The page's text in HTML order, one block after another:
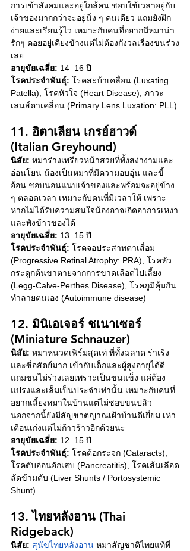
การเข้าสังคมและอยู่ใกล้คน ชอบใช้เวลาอยู่กับ
เจ้าของมากกว่าจะอยู่นิ่ง ๆ คนเดียว แถมยังฝึก
ง่ายและเรียนรู้ไว เหมาะกับคนที่อยากมีหมาน่า
รักๆ คอยอยู่เคียงข้างแต่ไม่ต้องกังวลเรื่องขนร่วง
เลย
อายุขัยเฉลี่ย: 14–16 ปี
โรคประจำพันธุ์: โรคสะบ้าเคลื่อน (Luxating
Patella), โรคหัวใจ (Heart Disease), ภาวะ
เลนส์ตาเคลื่อน (Primary Lens Luxation: PLL)
11. อิตาเลียน เกรย์ฮาวด์
(Italian Greyhound)
นิสัย: หมาร่างเพรียวหน้าสวยที่ทั้งสง่างามและ
อ่อนโยน น้องเป็นหมาที่มีความอบอุ่น และขี้
อ้อน ชอบนอนแนบเจ้าของและพร้อมจะอยู่ข้าง
ๆ ตลอดเวลา เหมาะกับคนที่มีเวลาให้ เพราะ
หากไม่ได้รับความสนใจน้องอาจเกิดอาการเหงา
และพังข้าวของได้
อายุขัยเฉลี่ย: 13–15 ปี
โรคประจำพันธุ์: โรคจอประสาทตาเสื่อม
(Progressive Retinal Atrophy: PRA), โรคหัว
กระดูกต้นขาตายจากการขาดเลือดไปเลี้ยง
(Legg-Calve-Perthes Disease), โรคภูมิคุ้มกัน
ทำลายตนเอง (Autoimmune disease)
12. มินิเอเจอร์ ชเนาเซอร์
(Miniature Schnauzer)
นิสัย: หมาหนวดเฟิร์มสุดเท่ ที่ทั้งฉลาด ร่าเริง
และซื่อสัตย์มาก เข้ากับเด็กและผู้สูงอายุได้ดี
แถมขนไม่ร่วงเลยเพราะเป็นขนแข็ง แค่ต้อง
แปรงและเล็มเป็นประจำเท่านั้น เหมาะกับคนที่
อยากเลี้ยงหมาในบ้านแต่ไม่ชอบขนปลิว
นอกจากนี้ยังมีสัญชาตญาณเฝ้าบ้านดีเยี่ยม เห่า
เตือนเก่งแต่ไม่ก้าวร้าวอีกด้วยนะ
อายุขัยเฉลี่ย: 12–15 ปี
โรคประจำพันธุ์: โรคต้อกระจก (Cataracts),
โรคตับอ่อนอักเสบ (Pancreatitis), โรคเส้นเลือด
ลัดข้ามตับ (Liver Shunts / Portosystemic
Shunt)
13. ไทยหลังอาน (Thai
Ridgeback)
นิสัย: สุนัขไทยหลังอาน หมาสัญชาติไทยแท้ที่